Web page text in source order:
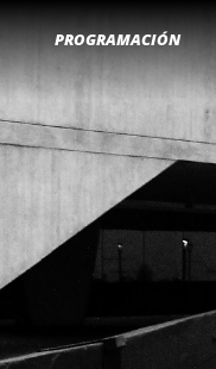
PROGRAMACIÓN